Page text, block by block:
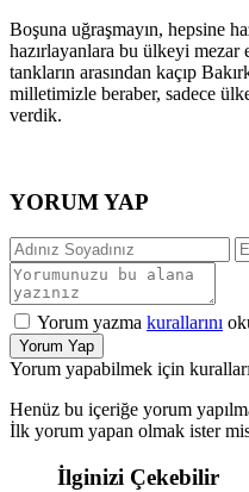
Boşuna uğraşmayın, hepsine
hazırlayanlara bu ülkeyi mezar
tankların arasından kaçıp
milletimizle beraber, sadece
verdik.
YORUM YAP
Yorum yazma kurallarını
Yorum Yap
Yorum yapabilmek için
Henüz bu içeriğe yorum
İlk yorum yapan olmak ister
İlginizi Çekebilir